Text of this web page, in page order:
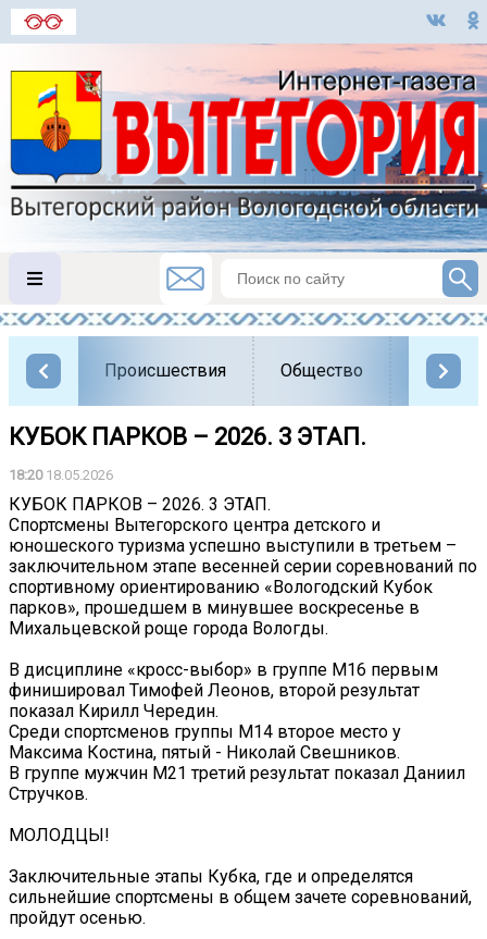
Происшествия Общество Власть
КУБОК ПАРКОВ – 2026. 3 ЭТАП.
18:2018.05.2026
КУБОК ПАРКОВ – 2026. 3 ЭТАП.
Спортсмены Вытегорского центра детского и
юношеского туризма успешно выступили в третьем –
заключительном этапе весенней серии соревнований по
спортивному ориентированию «Вологодский Кубок
парков», прошедшем в минувшее воскресенье в
Михальцевской роще города Вологды.
В дисциплине «кросс-выбор» в группе М16 первым
финишировал Тимофей Леонов, второй результат
показал Кирилл Чередин.
Среди спортсменов группы М14 второе место у
Максима Костина, пятый - Николай Свешников.
В группе мужчин М21 третий результат показал Даниил
Стручков.
МОЛОДЦЫ!
Заключительные этапы Кубка, где и определятся
сильнейшие спортсмены в общем зачете соревнований,
пройдут осенью.